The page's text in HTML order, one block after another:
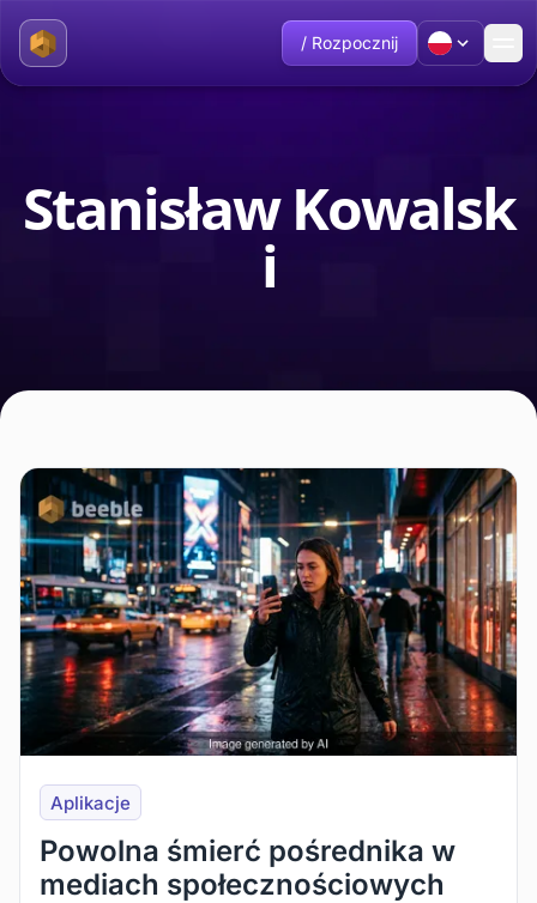
/ Rozpocznij
Stanisław Kowalsk
i
Aplikacje
Powolna śmierć pośrednika w
mediach społecznościowych